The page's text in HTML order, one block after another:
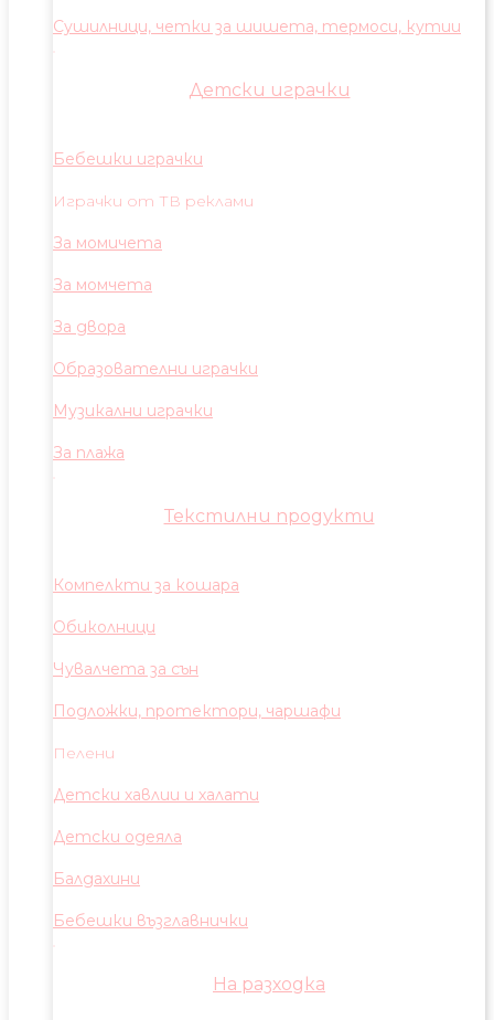
Сушилници, четки за шишета, термоси, кутии
Детски играчки
Бебешки играчки
Играчки от ТВ реклами
За момичета
За момчета
За двора
Образователни играчки
Музикални играчки
За плажа
Текстилни продукти
Компелкти за кошара
Обиколници
Чувалчета за сън
Подложки, протектори, чаршафи
Пелени
Детски хавлии и халати
Детски одеяла
Балдахини
Бебешки възглавнички
На разходка